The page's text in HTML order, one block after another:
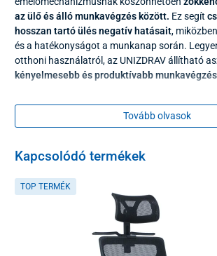
az ülő és álló munkavégzés között. Ez segít
hosszan tartó ülés negatív hatásait,
és a hatékonyságot a munkanap során.
otthoni használatról, az UNIZDRAV állítható
kényelmesebb és produktívabb
jól kihasználható
Különösen előnyös több monitor használata
elérhető legyen.
Tovább olvasok
Kapcsolódó termékek
TOP TERMÉK